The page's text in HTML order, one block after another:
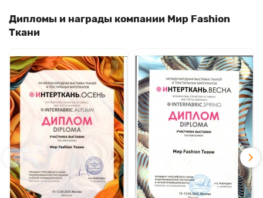
Дипломы и награды компании Мир Fashion
Ткани